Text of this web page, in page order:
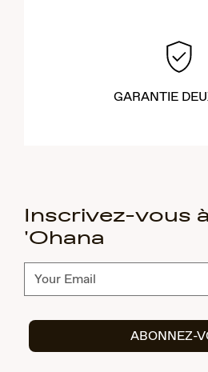
GARANTIE
Inscrivez-vous
'Ohana
Abonnez-
vous
ABONNEZ-